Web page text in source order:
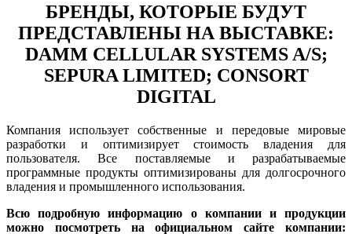
БРЕНДЫ, КОТОРЫЕ БУДУТ
ПРЕДСТАВЛЕНЫ НА ВЫСТАВКЕ:
DAMM CELLULAR SYSTEMS A/S;
SEPURA LIMITED; CONSORT
DIGITAL
Компания использует собственные и передовые мировые
разработки и оптимизирует стоимость владения для
пользователя. Все поставляемые и разрабатываемые
программные продукты оптимизированы для долгосрочного
владения и промышленного использования.
Всю подробную информацию о компании и продукции
можно посмотреть на официальном сайте компании: